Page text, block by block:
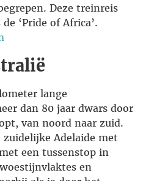
Deze treinreis
‘Pride of Africa’.
lange
dan 80 jaar dwars door
van noord naar zuid.
Adelaide met
een tussenstop in
en